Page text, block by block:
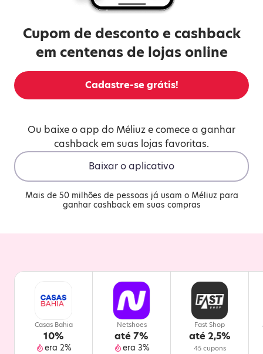
Cupom de desconto e cashback
em centenas de lojas online
Cadastre-se grátis!
Ou baixe o app do Méliuz e comece a ganhar
cashback em suas lojas favoritas.
Baixar o aplicativo
Mais de 50 milhões de pessoas já usam o Méliuz para
ganhar cashback em suas compras
Casas Bahia
10%
era 2%
Netshoes
até 7%
era 3%
Fast Shop
até 2,5%
45 cupons